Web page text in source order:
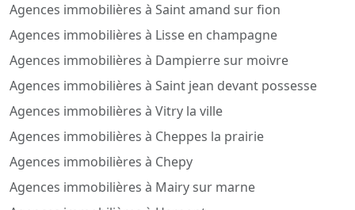
Agences immobilières à Saint amand sur fion
Agences immobilières à Lisse en champagne
Agences immobilières à Dampierre sur moivre
Agences immobilières à Saint jean devant possesse
Agences immobilières à Vitry la ville
Agences immobilières à Cheppes la prairie
Agences immobilières à Chepy
Agences immobilières à Mairy sur marne